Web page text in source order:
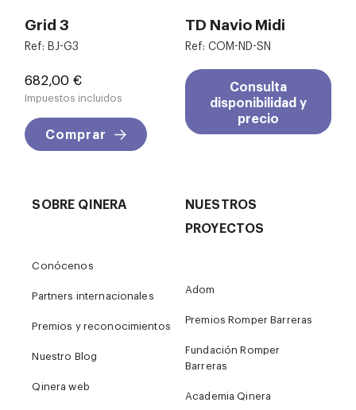
Grid 3
Ref: BJ-G3
Precio
682,00 €
Impuestos incluidos
Comprar
TD Navio Midi
Ref: COM-ND-SN
Consulta
disponibilidad y
precio
SOBRE QINERA
Conócenos
Partners internacionales
Premios y reconocimientos
Nuestro Blog
Qinera web
NUESTROS
PROYECTOS
Adom
Premios Romper Barreras
Fundación Romper
Barreras
Academia Qinera